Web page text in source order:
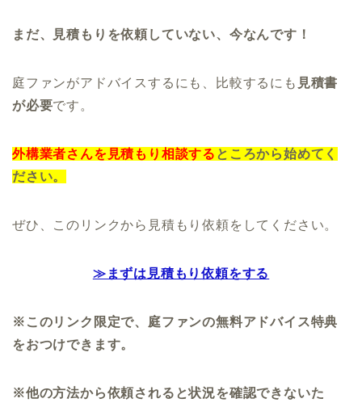
まだ、見積もりを依頼していない、今なんです！
庭ファンがアドバイスするにも、比較するにも 見積書
が必要です。
外構業者さんを見積もり相談する ところから始めてく
ださい。
ぜひ、このリンクから見積もり依頼をしてください。
≫まずは見積もり依頼をする
※このリンク限定で、庭ファンの無料アドバイス特典
をおつけできます。
※他の方法から依頼されると状況を確認できないた